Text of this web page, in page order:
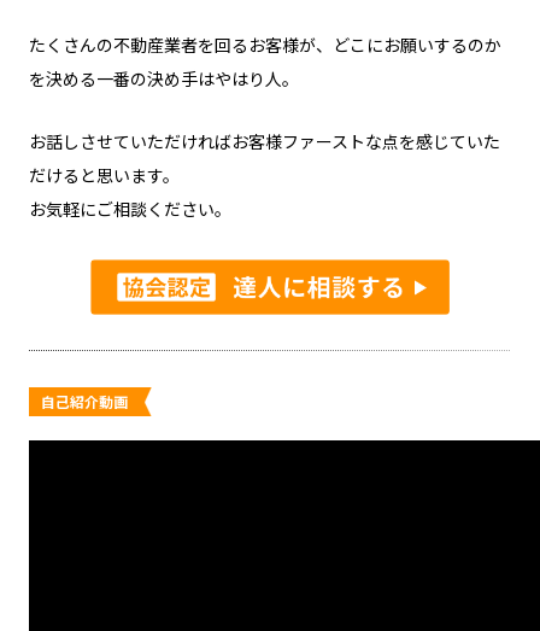
たくさんの不動産業者を回るお客様が、どこにお願いするのか
を決める一番の決め手はやはり人。
お話しさせていただければお客様ファーストな点を感じていた
だけると思います。
お気軽にご相談ください。
自己紹介動画